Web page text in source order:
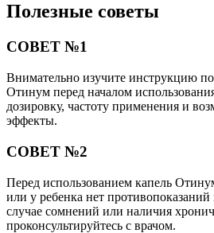
Полезные советы
СОВЕТ №1
Внимательно изучите инструкцию
Отинум перед началом
дозировку, частоту применения и
эффекты.
СОВЕТ №2
Перед использованием капель
или у ребенка нет
случае сомнений или наличия
проконсультируйтесь с врачом.